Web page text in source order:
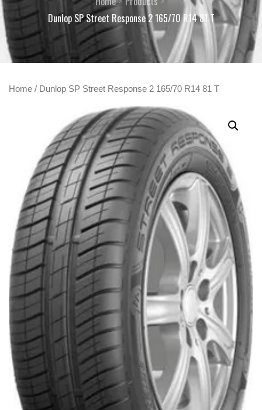
Dunlop SP Street Response 2 165/70 R14 81 T
Home / Dunlop SP Street Response 2 165/70 R14 81 T